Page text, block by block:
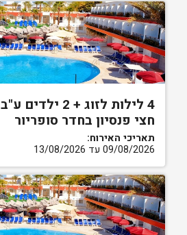
4 לילות לזוג + 2 ילדים ע"ב
חצי פנסיון בחדר סופריור
תאריכי האירוח:
09/08/2026 עד 13/08/2026